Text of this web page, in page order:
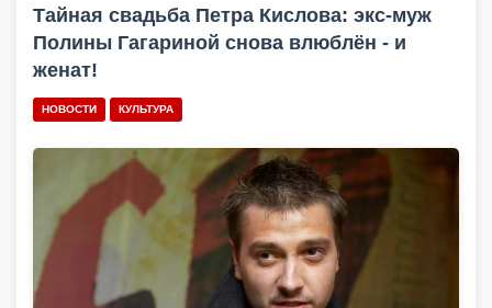
Тайная свадьба Петра Кислова: экс-муж
Полины Гагариной снова влюблён - и
женат!
НОВОСТИ КУЛЬТУРА